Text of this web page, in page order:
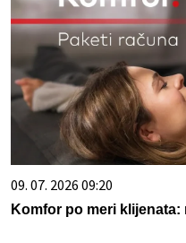
09. 07. 2026 09:20
Komfor po meri